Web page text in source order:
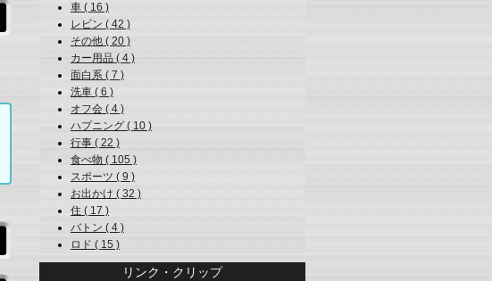
車 ( 16 )
レビン ( 42 )
その他 ( 20 )
カー用品 ( 4 )
面白系 ( 7 )
洗車 ( 6 )
オフ会 ( 4 )
ハプニング ( 10 )
行事 ( 22 )
食べ物 ( 105 )
スポーツ ( 9 )
お出かけ ( 32 )
住 ( 17 )
バトン ( 4 )
ロド ( 15 )
リンク・クリップ